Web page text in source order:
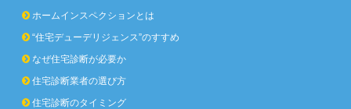
ホームインスペクションとは
“住宅デューデリジェンス”のすすめ
なぜ住宅診断が必要か
住宅診断業者の選び方
住宅診断のタイミング